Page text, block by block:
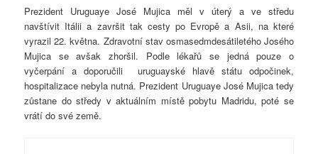
Prezident Uruguaye José Mujica měl v úterý a ve středu
navštívit Itálii a završit tak cesty po Evropě a Asii, na které
vyrazil 22. května. Zdravotní stav osmasedmdesátiletého Josého
Mujica se avšak zhoršil. Podle lékařů se jedná pouze o
vyčerpání a doporučili uruguayské hlavě státu odpočinek,
hospitalizace nebyla nutná. Prezident Uruguaye José Mujica tedy
zůstane do středy v aktuálním místě pobytu Madridu, poté se
vrátí do své země.